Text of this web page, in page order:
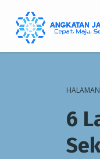
HALAMAN
6